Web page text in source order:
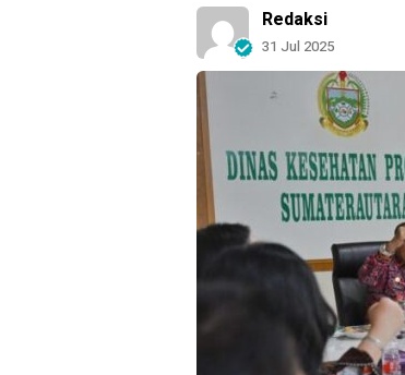
Redaksi
31 Jul 2025